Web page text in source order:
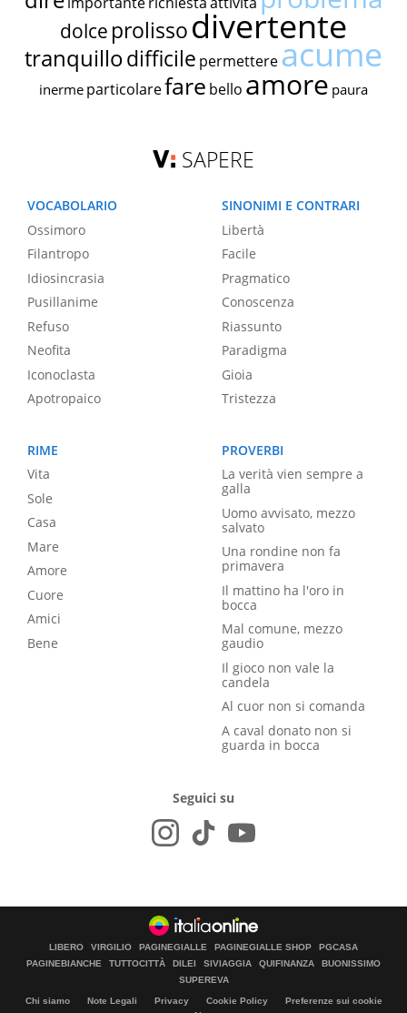
dolce prolissodivertente
tranquillodifficile permettereacume
inerme particolarefare bello amore paura
SAPERE
VOCABOLARIO
Ossimoro
Filantropo
Idiosincrasia
Pusillanime
Refuso
Neofita
Iconoclasta
Apotropaico
SINONIMI E CONTRARI
Libertà
Facile
Pragmatico
Conoscenza
Riassunto
Paradigma
Gioia
Tristezza
RIME
Vita
Sole
Casa
Mare
Amore
Cuore
Amici
Bene
PROVERBI
La verità vien sempre a
galla
Uomo avvisato, mezzo
salvato
Una rondine non fa
primavera
Il mattino ha l'oro in
bocca
Mal comune, mezzo
gaudio
Il gioco non vale la
candela
Al cuor non si comanda
A caval donato non si
guarda in bocca
Seguici su
LIBERO VIRGILIO PAGINEGIALLE PAGINEGIALLE SHOP
PGCASA
PAGINEBIANCHE
TUTTOCITTÀ DILEI SIVIAGGIA QUIFINANZA
BUONISSIMO
SUPEREVA
Chi siamo Note Legali Privacy Cookie Policy
Preferenze sui cookie